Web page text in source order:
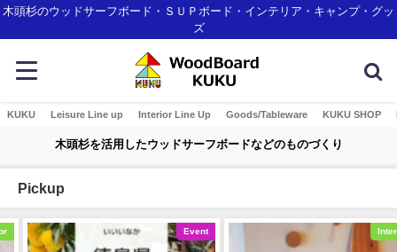
木頭杉のウッドサーフボード・ＳＵＰボード・インテリア・キャンプ・グッ
ズ
KUKU Leisure Line up Interior Line Up Goods/Tableware KUKU SHOP
木頭杉を活用したウッドサーフボードなどのものづくり
Pickup
Event Interior